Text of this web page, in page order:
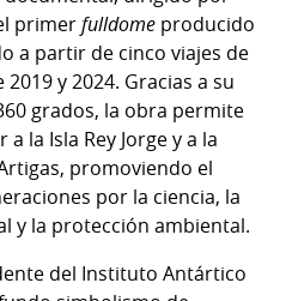
primerfulldome producido
a partir de cinco viajes de
y 2024. Gracias a su
grados, la obra permite
la Isla Rey Jorge y a la
promoviendo el
por la ciencia, la
y la protección ambiental.
del Instituto Antártico